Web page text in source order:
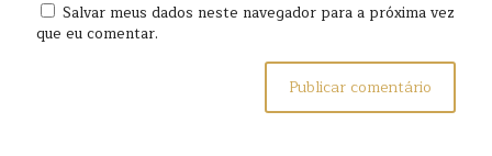
Salvar meus dados neste navegador para a próxima vez
que eu comentar.